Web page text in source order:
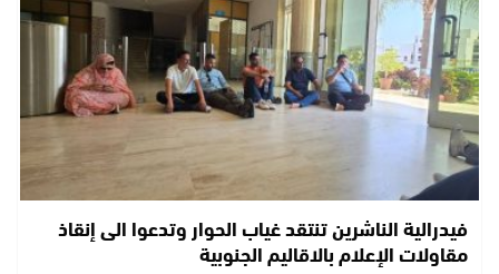
فيدرالية الناشرين تنتقد غياب الحوار وتدعوا الى إنقاذ
مقاولات الإعلام بالاقاليم الجنوبية